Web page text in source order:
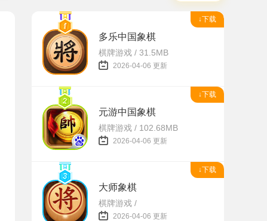
↓下载
多乐中国象棋
棋牌游戏 / 31.5MB
2026-04-06 更新
↓下载
元游中国象棋
棋牌游戏 / 102.68MB
2026-04-06 更新
↓下载
大师象棋
棋牌游戏 /
2026-04-06 更新